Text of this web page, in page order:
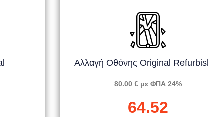
Αλλαγή Οθόνης Original
80.00 € με ΦΠΑ 24%
64.52